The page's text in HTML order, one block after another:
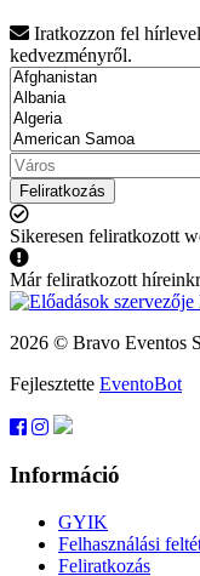
Iratkozzon fel
kedvezményről.
Feliratkozás
Sikeresen feliratkozott
Már feliratkozott
2026 © Bravo Eventos
Fejlesztette EventoBot
Információ
GYIK
Felhasználási
Feliratkozás